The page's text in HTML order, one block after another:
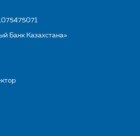
Банк Казахстана»